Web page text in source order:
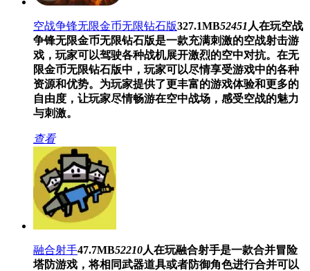
空战争锋无限金币无限钻石版327.1MB52451 人在玩空战
争锋无限金币无限钻石版是一款充满刺激的空战射击游
戏，玩家可以驾驶各种战机展开激烈的空中对抗。在无
限金币无限钻石版中，玩家可以尽情享受游戏中的各种
资源和优势。为玩家提供了更丰富的游戏体验和更多的
自由度，让玩家尽情畅游在空中战场，感受空战的魅力
与刺激。
查看
融合射手47.7MB52210人在玩融合射手是一款合并冒险
塔防游戏，将相同武器道具或者防御角色进行合并可以